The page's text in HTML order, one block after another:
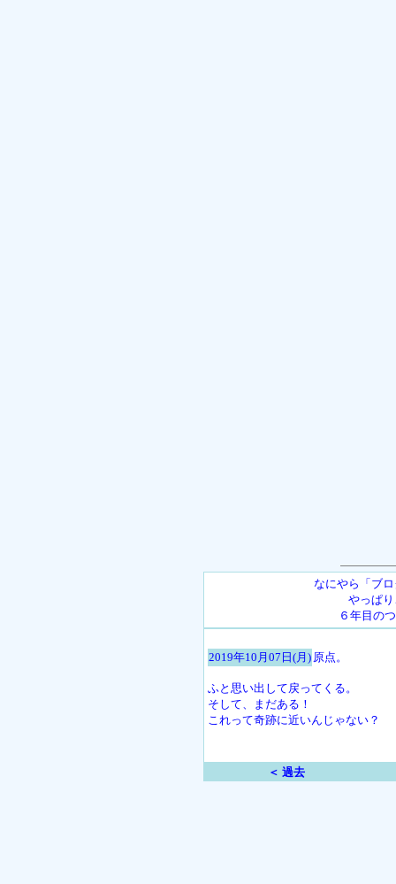
なにやら「ブ
やっぱ
６年目の
2019年10月07日(月) 原点。
ふと思い出して戻ってくる。
そして、まだある！
これって奇跡に近いんじゃない？
＜ 過去